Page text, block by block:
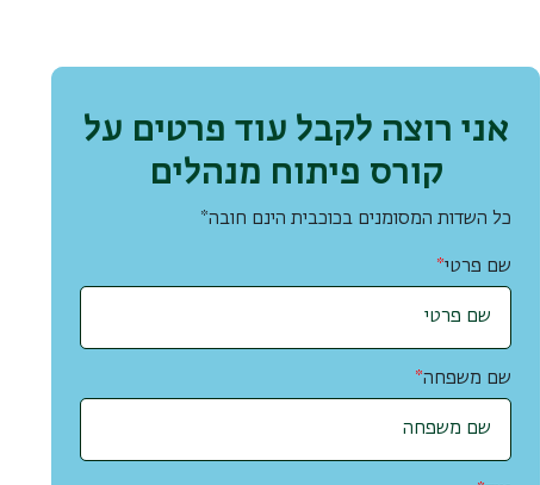
אני רוצה לקבל עוד פרטים על
קורס פיתוח מנהלים
כל השדות המסומנים בכוכבית הינם חובה*
שם פרטי*
שם משפחה*